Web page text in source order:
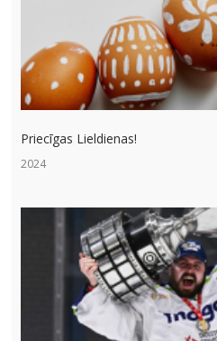
Priecīgas Lieldienas!
2024